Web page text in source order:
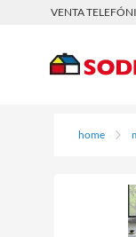
VENTA
home